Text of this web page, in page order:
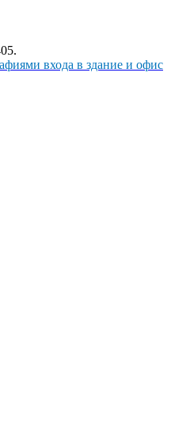
входа в здание и офис